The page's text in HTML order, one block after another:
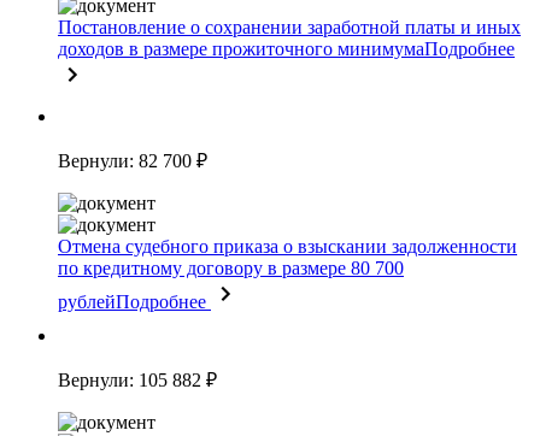
Постановление о сохранении заработной платы и иных
доходов в размере прожиточного минимумаПодробнее
Вернули: 82 700 ₽
Отмена судебного приказа о взыскании задолженности
по кредитному договору в размере 80 700
рублейПодробнее
Вернули: 105 882 ₽